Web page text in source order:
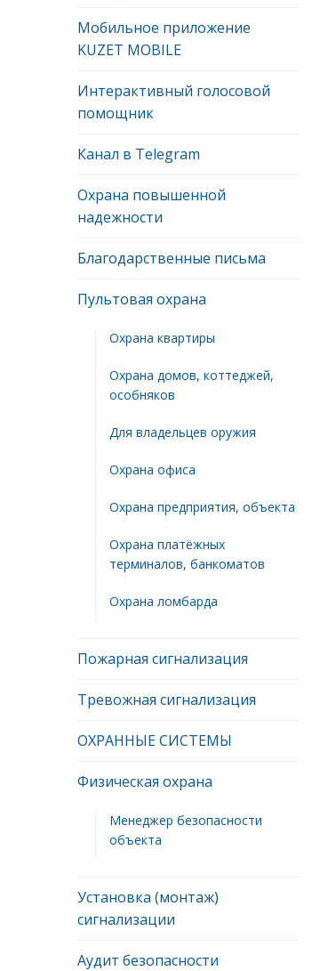
Мобильное приложение
KUZET MOBILE
Интерактивный голосовой
помощник
Канал в Telegram
Охрана повышенной
надежности
Благодарственные письма
Пультовая охрана
Охрана квартиры
Охрана домов, коттеджей,
особняков
Для владельцев оружия
Охрана офиса
Охрана предприятия, объекта
Охрана платёжных
терминалов, банкоматов
Охрана ломбарда
Пожарная сигнализация
Тревожная сигнализация
ОХРАННЫЕ СИСТЕМЫ
Физическая охрана
Менеджер безопасности
объекта
Установка (монтаж)
сигнализации
Аудит безопасности